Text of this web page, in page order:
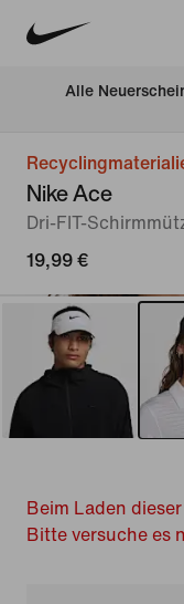
Alle
Nike Ace
Dri-FIT-
19,99 €
Beim Laden
Bitte versuche es